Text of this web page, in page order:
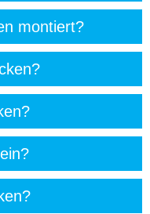
montiert?